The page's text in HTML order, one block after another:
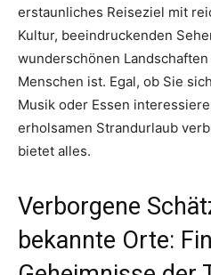
erstaunliches Reiseziel mit
Kultur, beeindruckenden
wunderschönen
Menschen ist. Egal, ob Sie
Musik oder Essen
erholsamen Strandurlaub
bietet alles.
Verborgene
bekannte Orte: